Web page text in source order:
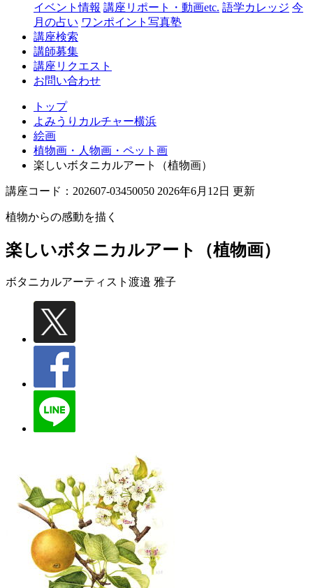
イベント情報 講座リポート・動画etc. 語学カレッジ 今
月の占い ワンポイント写真塾
講座検索
講師募集
講座リクエスト
お問い合わせ
トップ
よみうりカルチャー横浜
絵画
植物画・人物画・ペット画
楽しいボタニカルアート（植物画）
講座コード：202607-03450050 2026年6月12日 更新
植物からの感動を描く
楽しいボタニカルアート（植物画）
ボタニカルアーティスト 渡邉 雅子